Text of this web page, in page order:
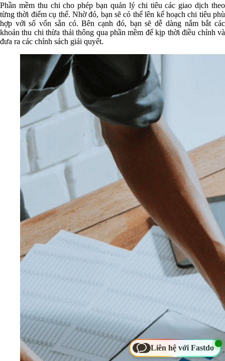
Phần mềm thu chi cho phép bạn quản lý chi tiêu các giao dịch theo
từng thời điểm cụ thể. Nhờ đó, bạn sẽ có thể lên kế hoạch chi tiêu phù
hợp với số vốn sẵn có. Bên cạnh đó, bạn sẽ dễ dàng nắm bắt các
khoản thu chi thừa thải thông qua phần mềm để kịp thời điều chỉnh và
đưa ra các chính sách giải quyết.
Liên hệ với Fastdo